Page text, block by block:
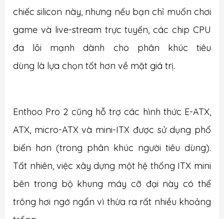
chiếc silicon này, nhưng nếu bạn chỉ muốn chơi
game và live-stream trực tuyến, các chip CPU
đa lõi mạnh dành cho phân khúc tiêu
dùng là lựa chọn tốt hơn về mặt giá trị.
Enthoo Pro 2 cũng hỗ trợ các hình thức E-ATX,
ATX, micro-ATX và mini-ITX được sử dụng phổ
biến hơn (trong phân khúc người tiêu dùng).
Tất nhiên, việc xây dựng một hệ thống ITX mini
bên trong bộ khung máy cỡ đại này có thể
trông hơi ngớ ngẩn vì thừa ra rất nhiều khoảng